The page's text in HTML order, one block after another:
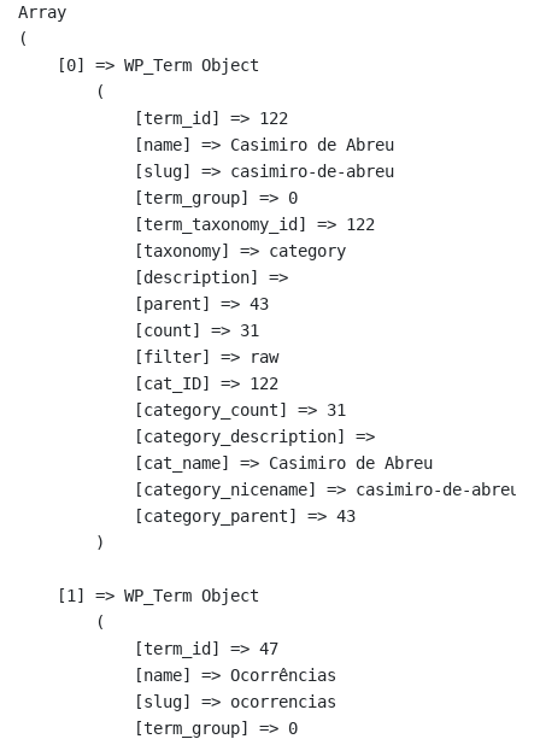
Array
(
    [0] => WP_Term Object
        (
            [term_id] => 122
            [name] => Casimiro de Abreu
            [slug] => casimiro-de-abreu
            [term_group] => 0
            [term_taxonomy_id] => 122
            [taxonomy] => category
            [description] =>
            [parent] => 43
            [count] => 31
            [filter] => raw
            [cat_ID] => 122
            [category_count] => 31
            [category_description] =>
            [cat_name] => Casimiro de Abreu
            [category_nicename] => casimiro-de-abreu
            [category_parent] => 43
        )
    [1] => WP_Term Object
        (
            [term_id] => 47
            [name] => Ocorrências
            [slug] => ocorrencias
            [term_group] => 0